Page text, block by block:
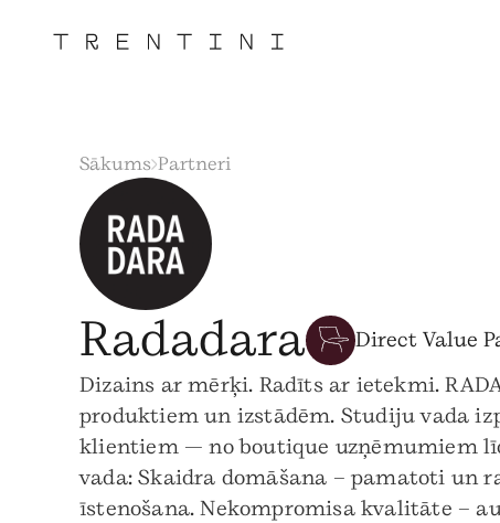
Sākums Partneri
Radadara
Direct Value
Dizains ar mērķi. Radīts ar ietekmi.
produktiem un izstādēm. Studiju vada
klientiem — no boutique uzņēmumiem
vada: Skaidra domāšana – pamatoti un
īstenošana. Nekompromisa kvalitāte –